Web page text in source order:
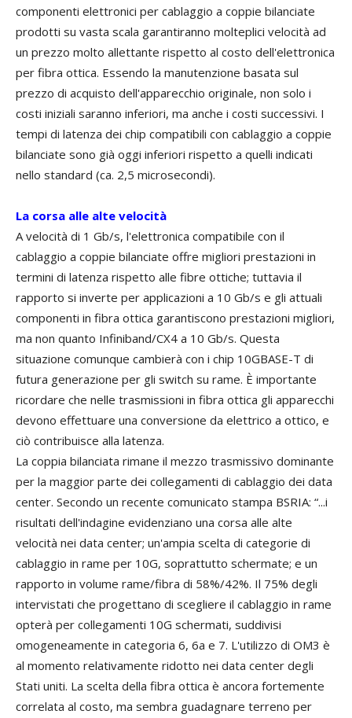
componenti elettronici per cablaggio a coppie bilanciate
prodotti su vasta scala garantiranno molteplici velocità ad
un prezzo molto allettante rispetto al costo dell'elettronica
per fibra ottica. Essendo la manutenzione basata sul
prezzo di acquisto dell'apparecchio originale, non solo i
costi iniziali saranno inferiori, ma anche i costi successivi. I
tempi di latenza dei chip compatibili con cablaggio a coppie
bilanciate sono già oggi inferiori rispetto a quelli indicati
nello standard (ca. 2,5 microsecondi).
La corsa alle alte velocità
A velocità di 1 Gb/s, l'elettronica compatibile con il
cablaggio a coppie bilanciate offre migliori prestazioni in
termini di latenza rispetto alle fibre ottiche; tuttavia il
rapporto si inverte per applicazioni a 10 Gb/s e gli attuali
componenti in fibra ottica garantiscono prestazioni migliori,
ma non quanto Infiniband/CX4 a 10 Gb/s. Questa
situazione comunque cambierà con i chip 10GBASE-T di
futura generazione per gli switch su rame. È importante
ricordare che nelle trasmissioni in fibra ottica gli apparecchi
devono effettuare una conversione da elettrico a ottico, e
ciò contribuisce alla latenza.
La coppia bilanciata rimane il mezzo trasmissivo dominante
per la maggior parte dei collegamenti di cablaggio dei data
center. Secondo un recente comunicato stampa BSRIA: “...i
risultati dell'indagine evidenziano una corsa alle alte
velocità nei data center; un'ampia scelta di categorie di
cablaggio in rame per 10G, soprattutto schermate; e un
rapporto in volume rame/fibra di 58%/42%. Il 75% degli
intervistati che progettano di scegliere il cablaggio in rame
opterà per collegamenti 10G schermati, suddivisi
omogeneamente in categoria 6, 6a e 7. L'utilizzo di OM3 è
al momento relativamente ridotto nei data center degli
Stati uniti. La scelta della fibra ottica è ancora fortemente
correlata al costo, ma sembra guadagnare terreno per